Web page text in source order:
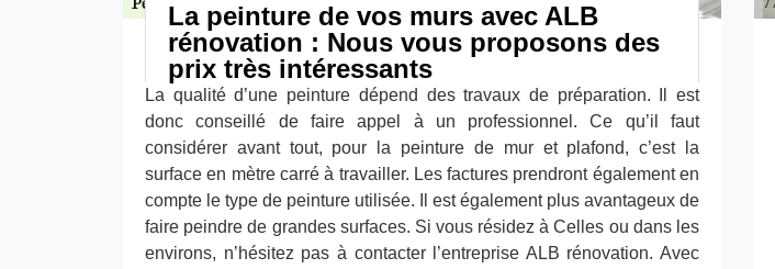
La peinture de vos murs avec ALB
rénovation : Nous vous proposons des
prix très intéressants
La qualité d’une peinture dépend des travaux de préparation. Il est
donc conseillé de faire appel à un professionnel. Ce qu’il faut
considérer avant tout, pour la peinture de mur et plafond, c’est la
surface en mètre carré à travailler. Les factures prendront également en
compte le type de peinture utilisée. Il est également plus avantageux de
faire peindre de grandes surfaces. Si vous résidez à Celles ou dans les
environs, n’hésitez pas à contacter l’entreprise ALB rénovation. Avec